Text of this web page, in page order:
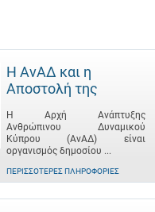
Η ΑνΑΔ και η
Αποστολή της
Η Αρχή Ανάπτυξης
Ανθρώπινου Δυναμικού
Κύπρου (ΑνΑΔ) είναι
οργανισμός δημοσίου ...
ΠΕΡΙΣΣΌΤΕΡΕΣ ΠΛΗΡΟΦΟΡΊΕΣ